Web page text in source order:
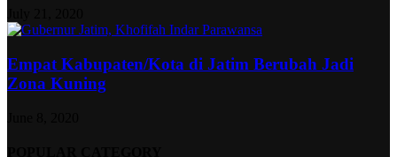
Empat Kabupaten/Kota di Jatim Berubah Jadi
Zona Kuning